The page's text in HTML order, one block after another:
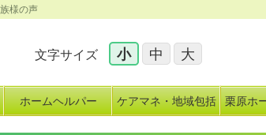
様の声
文字サイズ 小 中 大
ホームヘルパー ケアマネ・地域包括 栗原ホ